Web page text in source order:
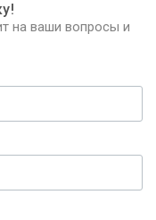
на ваши вопросы и